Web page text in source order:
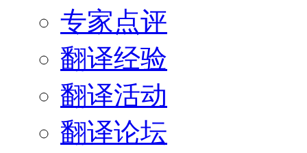
专家点评
翻译经验
翻译活动
翻译论坛